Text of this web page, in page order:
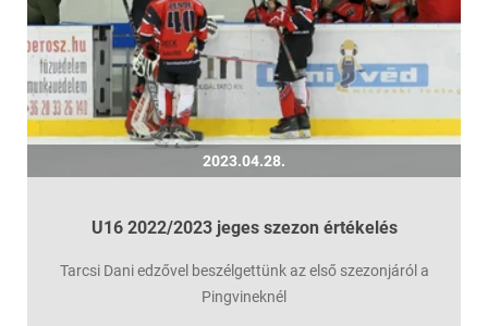
2023.04.28.
U16 2022/2023 jeges szezon értékelés
Tarcsi Dani edzővel beszélgettünk az első szezonjáról a
Pingvineknél